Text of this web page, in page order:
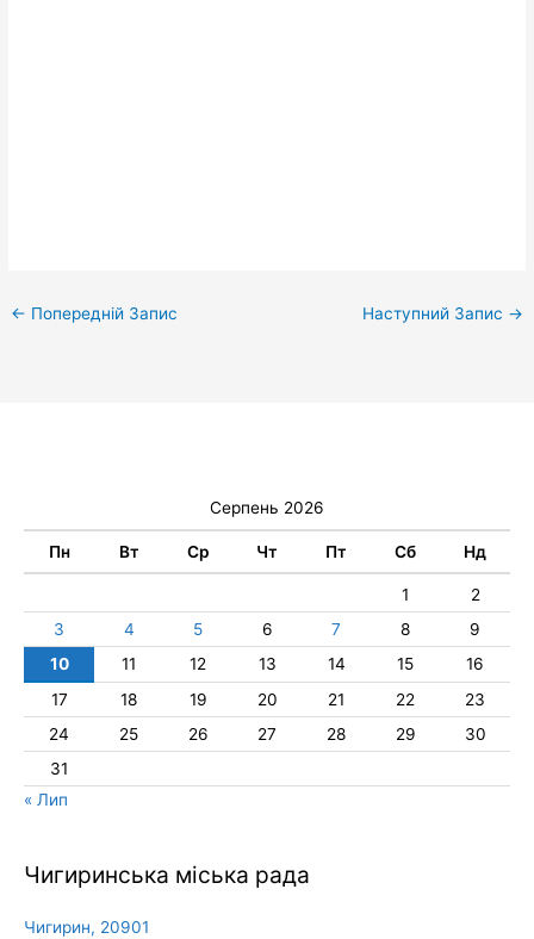
← Попередній Запис Наступний Запис →
Серпень 2026
Пн Вт Ср Чт Пт Сб Нд
1
2
3
4 5 6 7 8
9
10
11 12 13 14 15
16
17
18 19 20 21 22
23
24
25 26 27 28 29
30
31
« Лип
Чигиринська міська рада
Чигирин, 20901